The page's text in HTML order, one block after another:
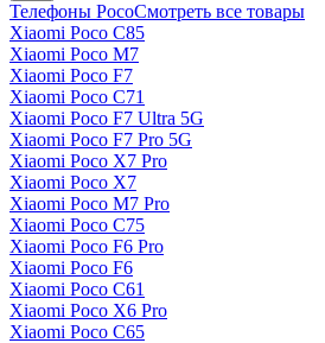
Телефоны PocoСмотреть все товары
Xiaomi Poco C85
Xiaomi Poco M7
Xiaomi Poco F7
Xiaomi Poco C71
Xiaomi Poco F7 Ultra 5G
Xiaomi Poco F7 Pro 5G
Xiaomi Poco X7 Pro
Xiaomi Poco X7
Xiaomi Poco M7 Pro
Xiaomi Poco C75
Xiaomi Poco F6 Pro
Xiaomi Poco F6
Xiaomi Poco C61
Xiaomi Poco X6 Pro
Xiaomi Poco C65